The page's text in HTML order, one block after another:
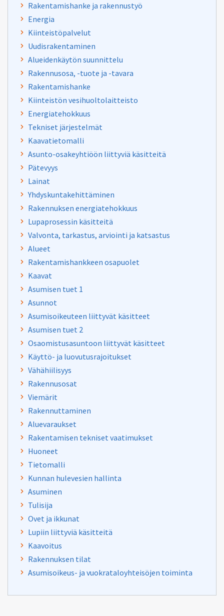
Rakentamishanke ja rakennustyö
Energia
Kiinteistöpalvelut
Uudisrakentaminen
Alueidenkäytön suunnittelu
Rakennusosa, -tuote ja -tavara
Rakentamishanke
Kiinteistön vesihuoltolaitteisto
Energiatehokkuus
Tekniset järjestelmät
Kaavatietomalli
Asunto-osakeyhtiöön liittyviä käsitteitä
Pätevyys
Lainat
Yhdyskuntakehittäminen
Rakennuksen energiatehokkuus
Lupaprosessin käsitteitä
Valvonta, tarkastus, arviointi ja katsastus
Alueet
Rakentamishankkeen osapuolet
Kaavat
Asumisen tuet 1
Asunnot
Asumisoikeuteen liittyvät käsitteet
Asumisen tuet 2
Osaomistusasuntoon liittyvät käsitteet
Käyttö- ja luovutusrajoitukset
Vähähiilisyys
Rakennusosat
Viemärit
Rakennuttaminen
Aluevaraukset
Rakentamisen tekniset vaatimukset
Huoneet
Tietomalli
Kunnan hulevesien hallinta
Asuminen
Tulisija
Ovet ja ikkunat
Lupiin liittyviä käsitteitä
Kaavoitus
Rakennuksen tilat
Asumisoikeus- ja vuokrataloyhteisöjen toiminta